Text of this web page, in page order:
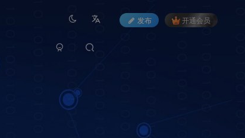
发布 开通会员